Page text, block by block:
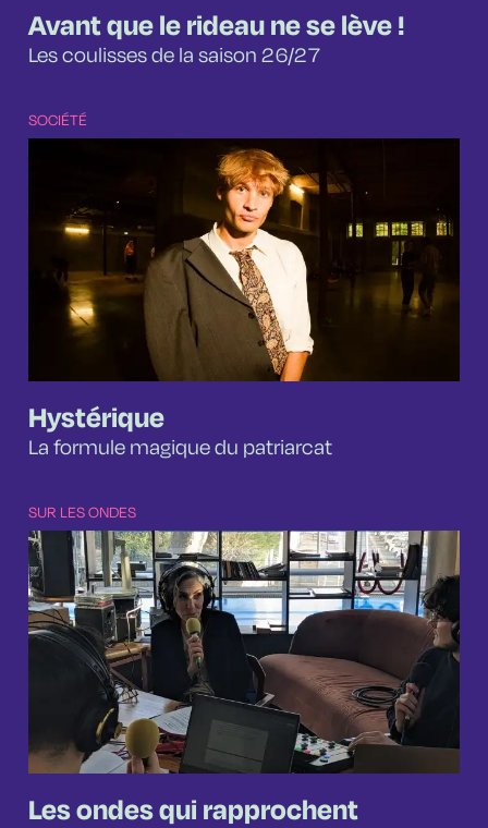
Avant que le rideau ne se lève !
Les coulisses de la saison 26/27
SOCIÉTÉ
Hystérique
La formule magique du patriarcat
SUR LES ONDES
Les ondes qui rapprochent